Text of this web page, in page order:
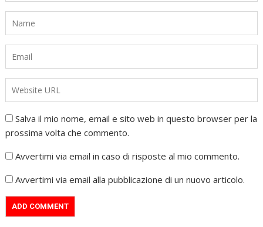
Salva il mio nome, email e sito web in questo browser per la
prossima volta che commento.
Avvertimi via email in caso di risposte al mio commento.
Avvertimi via email alla pubblicazione di un nuovo articolo.